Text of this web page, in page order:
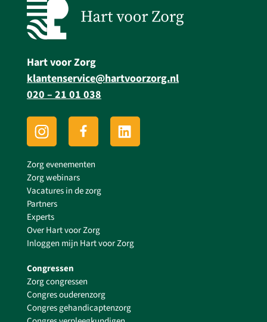
Hart voor Zorg
klantenservice@hartvoorzorg.nl
020 – 21 01 038
Zorg evenementen
Zorg webinars
Vacatures in de zorg
Partners
Experts
Over Hart voor Zorg
Inloggen mijn Hart voor Zorg
Congressen
Zorg congressen
Congres ouderenzorg
Congres gehandicaptenzorg